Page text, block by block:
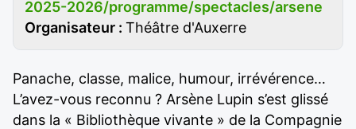
2025-2026/programme/spectacles/arsene
Organisateur : Théâtre d'Auxerre
Panache, classe, malice, humour, irrévérence…
L’avez-vous reconnu ? Arsène Lupin s’est glissé
dans la « Bibliothèque vivante » de la Compagnie